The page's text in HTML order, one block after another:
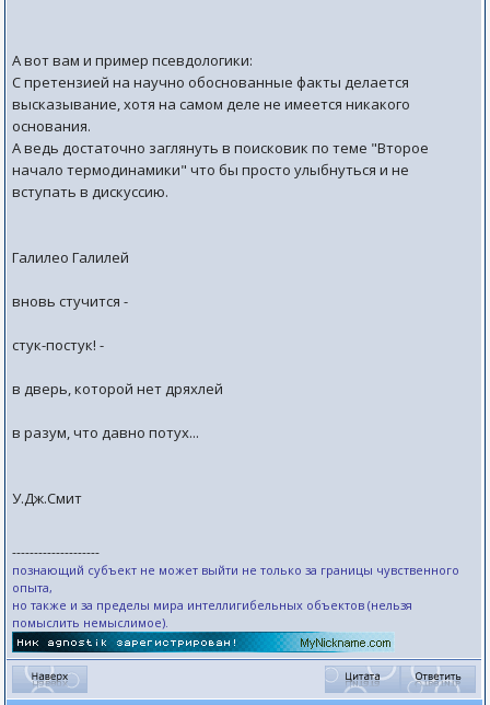
А вот вам и пример псевдологики:
С претензией на научно обоснованные факты делается
высказывание, хотя на самом деле не имеется никакого
основания.
А ведь достаточно заглянуть в поисковик по теме "Второе
начало термодинамики" что бы просто улыбнуться и не
вступать в дискуссию.
Галилео Галилей
вновь стучится -
стук-постук! -
в дверь, которой нет дряхлей
в разум, что давно потух...
У.Дж.Смит
--------------------
познающий субъект не может выйти не только за границы чувственного
опыта,
но также и за пределы мира интеллигибельных объектов (нельзя
помыслить немыслимое).